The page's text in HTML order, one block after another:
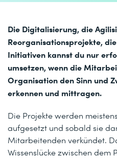
Die Digitalisierung, die
Reorganisationsprojekte,
Initiativen kannst du nur
umsetzen, wenn die
Organisation den Sinn und
erkennen und mittragen.
Die Projekte werden
aufgesetzt und sobald sie
Mitarbeitenden verkündet.
Wissenslücke zwischen dem